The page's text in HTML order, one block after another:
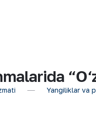
Yangiliklar va